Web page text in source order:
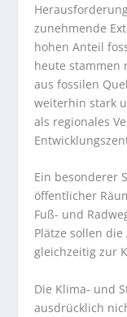
zunehmende
hohen Anteil
heute stammen
aus fossilen
weiterhin stark
als regionales
Ein besonderer
öffentlicher
Fuß- und
Plätze sollen
gleichzeitig zur
Die Klima- und
ausdrücklich